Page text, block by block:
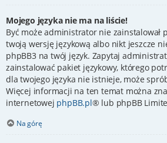
Mojego języka nie ma na liście!
Być może administrator nie zainstalował
twoją wersję językową albo nikt jeszcze
phpBB3 na twój język. Zapytaj
zainstalować pakiet językowy, którego
dla twojego języka nie istnieje, może
Więcej informacji na ten temat można
internetowej phpBB.pl® lub phpBB
Na górę